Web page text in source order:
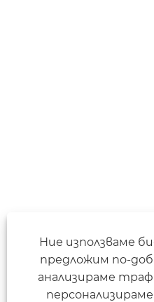
Ние използваме
предложим по-
анализираме